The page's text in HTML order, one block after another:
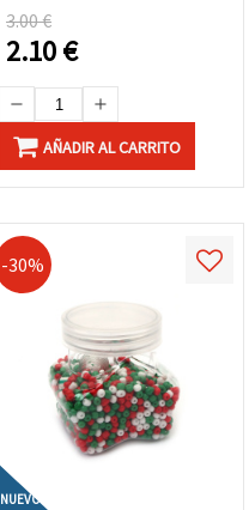
infantiles y crear joyas DIY
3.00 €
2.10€
AÑADIR AL CARRITO
-30%
NUEVO